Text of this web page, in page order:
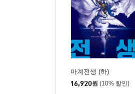
마계전생 (하)
16,920원 (10% 할인)